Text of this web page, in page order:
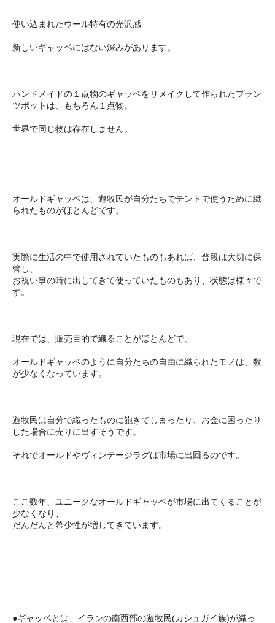
使い込まれたウール特有の光沢感
新しいギャッベにはない深みがあります。
ハンドメイドの１点物のギャッベをリメイクして作られたプラン
ツポットは、もちろん１点物。
世界で同じ物は存在しません。
オールドギャッベは、遊牧民が自分たちでテントで使うために織
られたものがほとんどです。
実際に生活の中で使用されていたものもあれば、普段は大切に保
管し、
お祝い事の時に出してきて使っていたものもあり、状態は様々で
す。
現在では、販売目的で織ることがほとんどで、
オールドギャッベのように自分たちの自由に織られたモノは、数
が少なくなっています。
遊牧民は自分で織ったものに飽きてしまったり、お金に困ったり
した場合に売りに出すそうです。
それでオールドやヴィンテージラグは市場に出回るのです。
ここ数年、ユニークなオールドギャッベが市場に出てくることが
少なくなり、
だんだんと希少性が増してきています。
●ギャッベとは、イランの南西部の遊牧民(カシュガイ族)が織っ